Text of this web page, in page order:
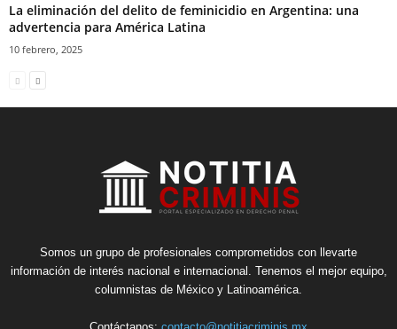
La eliminación del delito de feminicidio en Argentina: una
advertencia para América Latina
10 febrero, 2025
Somos un grupo de profesionales comprometidos con llevarte
información de interés nacional e internacional. Tenemos el mejor equipo,
columnistas de México y Latinoamérica.